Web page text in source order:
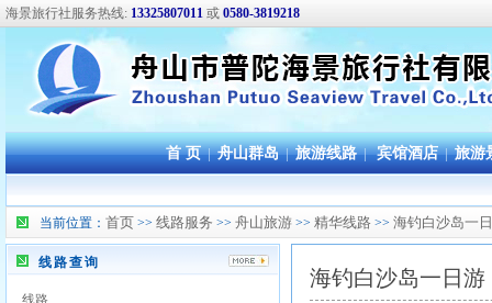
海景旅行社服务热线: 13325807011 或 0580-3819218
首 页 | 舟山群岛 | 旅游线路 | 宾馆酒店 | 旅游
当前位置： 首页 >> 线路服务 >> 舟山旅游 >> 精华线路 >> 海钓白沙岛一
线路查询
线路
海钓白沙岛一日游